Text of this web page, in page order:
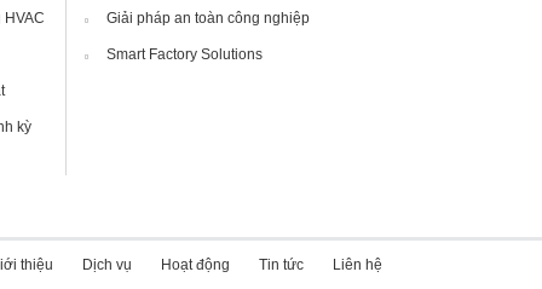
HVAC
kỳ
Giải pháp an toàn công nghiệp
Smart Factory Solutions
thiệu Dịch vụ Hoạt động Tin tức Liên hệ